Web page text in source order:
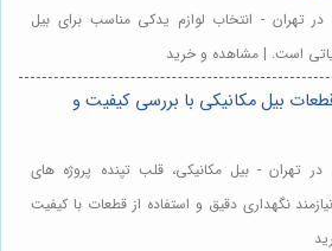
تهران - انتخاب لوازم یدکی مناسب برای بیل
است. | مشاهده و خرید
بیل مکانیکی با بررسی کیفیت و
تهران - بیل مکانیکی، قلب تپنده پروژه های
نگهداری دقیق و استفاده از قطعات با کیفیت